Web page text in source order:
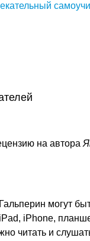
на автора
могут
iPhone,
читать и